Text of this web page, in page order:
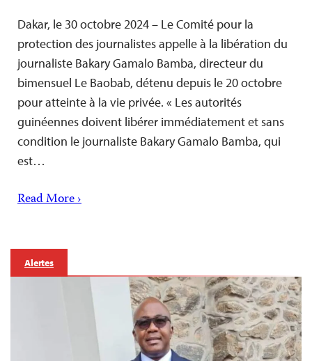
Dakar, le 30 octobre 2024 – Le Comité pour la
protection des journalistes appelle à la libération du
journaliste Bakary Gamalo Bamba, directeur du
bimensuel Le Baobab, détenu depuis le 20 octobre
pour atteinte à la vie privée. « Les autorités
guinéennes doivent libérer immédiatement et sans
condition le journaliste Bakary Gamalo Bamba, qui
est…
Read More ›
Alertes